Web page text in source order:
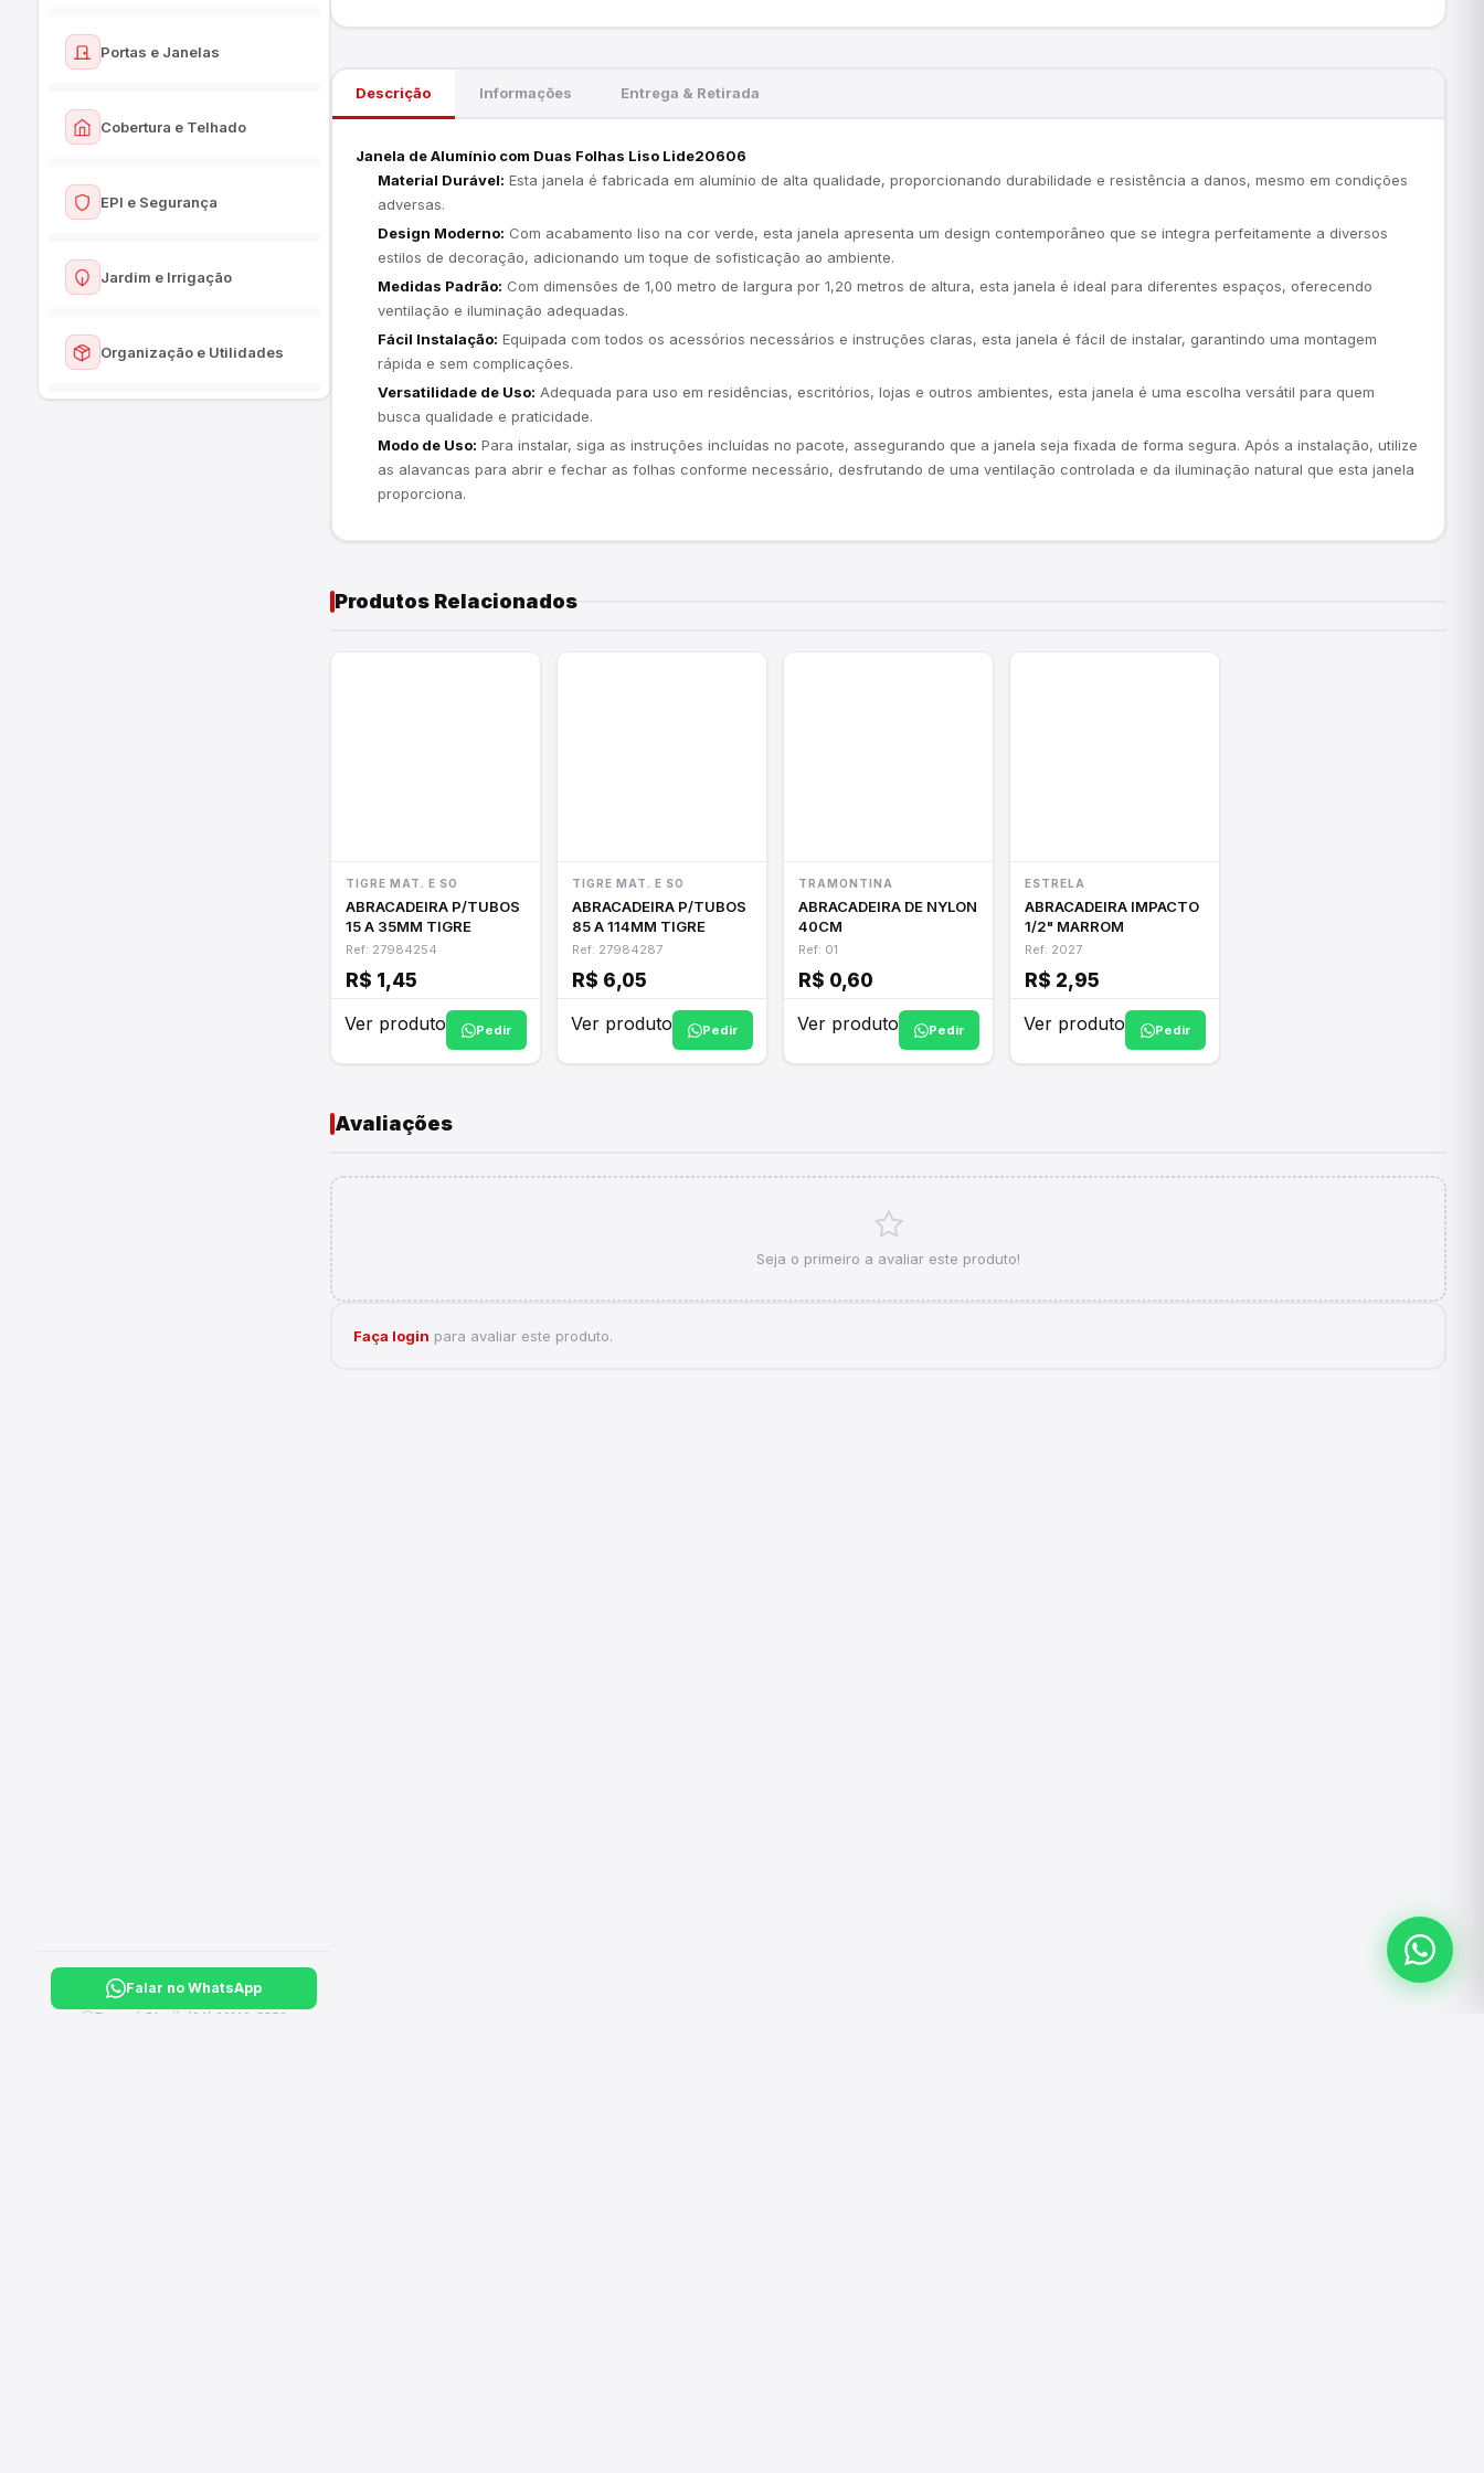
Rolos e Pincéis
Porcelanatos
Pisos e Revestimentos
Ver todos
Assentos Sanitários
Tanques
Portas e Janelas
Ver todos
Janelas e Venezianas
Cobertura e Telhado
Ver todos
Cumeeiras e Calhas
EPI e Segurança
Ver todos
Proteção Individual
Jardim e Irrigação
Ver todos
Organização e Utilidades
Falar no WhatsApp
Tucuruí, PA · (94) 99149-3550
Descrição Informações Entrega & Retirada
Janela de Alumínio com Duas Folhas Liso Lide20606
Material Durável: Esta janela é fabricada em alumínio de alta qualidade, proporcionando durabilidade e resistência a danos, mesmo em condições
adversas.
Design Moderno: Com acabamento liso na cor verde, esta janela apresenta um design contemporâneo que se integra perfeitamente a diversos
estilos de decoração, adicionando um toque de sofisticação ao ambiente.
Medidas Padrão: Com dimensões de 1,00 metro de largura por 1,20 metros de altura, esta janela é ideal para diferentes espaços, oferecendo
ventilação e iluminação adequadas.
Fácil Instalação: Equipada com todos os acessórios necessários e instruções claras, esta janela é fácil de instalar, garantindo uma montagem
rápida e sem complicações.
Versatilidade de Uso: Adequada para uso em residências, escritórios, lojas e outros ambientes, esta janela é uma escolha versátil para quem
busca qualidade e praticidade.
Modo de Uso: Para instalar, siga as instruções incluídas no pacote, assegurando que a janela seja fixada de forma segura. Após a instalação, utilize
as alavancas para abrir e fechar as folhas conforme necessário, desfrutando de uma ventilação controlada e da iluminação natural que esta janela
proporciona.
Produtos Relacionados
TIGRE MAT. E SO
ABRACADEIRA P/TUBOS
15 A 35MM TIGRE
Ref: 27984254
R$ 1,45
Ver produto
Pedir
TIGRE MAT. E SO
ABRACADEIRA P/TUBOS
85 A 114MM TIGRE
Ref: 27984287
R$ 6,05
Ver produto
Pedir
TRAMONTINA
ABRACADEIRA DE NYLON
40CM
Ref: 01
R$ 0,60
Ver produto
Pedir
ESTRELA
ABRACADEIRA IMPACTO
1/2" MARROM
Ref: 2027
R$ 2,95
Ver produto
Pedir
Avaliações
Seja o primeiro a avaliar este produto!
Faça login para avaliar este produto.